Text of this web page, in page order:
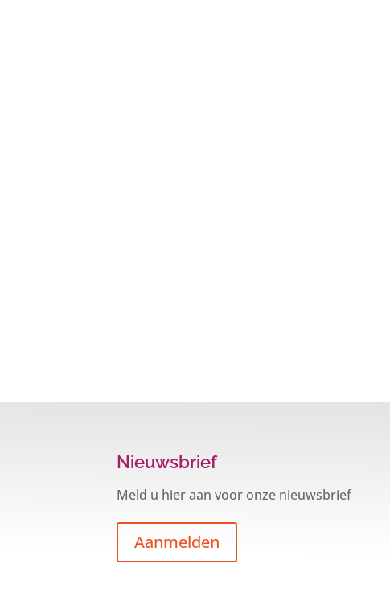
Nieuwsbrief
Meld u hier aan voor onze nieuwsbrief
Aanmelden